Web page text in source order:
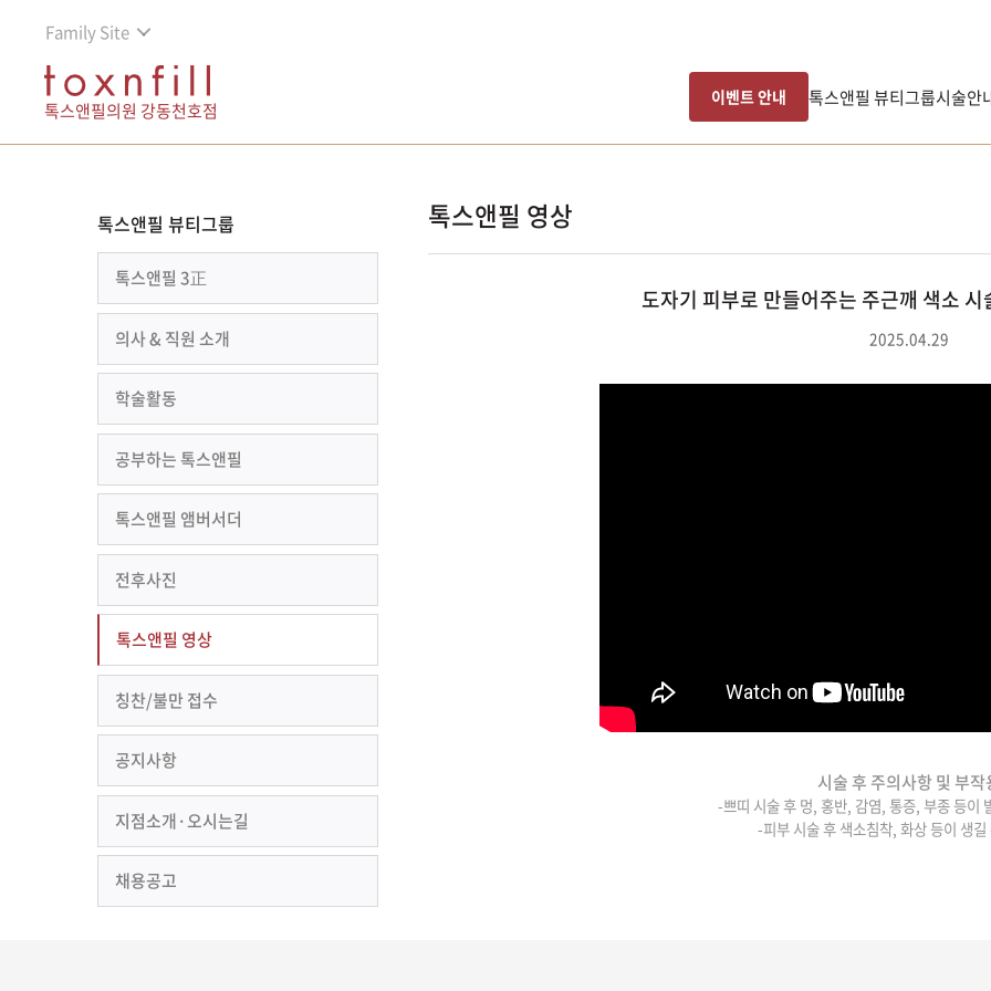
Family Site
톡스앤필의원 강동천호점
이벤트 안내 톡스앤필 뷰티그룹시술안
톡스앤필 뷰티그룹
톡스앤필 3正
의사 & 직원 소개
학술활동
공부하는 톡스앤필
톡스앤필 앰버서더
전후사진
톡스앤필 영상
칭찬/불만 접수
공지사항
지점소개·오시는길
채용공고
톡스앤필 영상
도자기 피부로 만들어주는 주근깨 색소
2025.04.29
시술 후 주의사항 및 부작
-쁘띠 시술 후 멍, 홍반, 감염, 통증, 부종 등이
-피부 시술 후 색소침착, 화상 등이 생